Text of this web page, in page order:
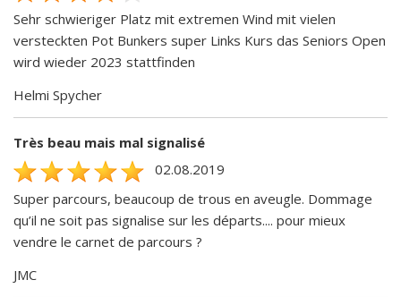
Sehr schwieriger Platz mit extremen Wind mit vielen
versteckten Pot Bunkers super Links Kurs das Seniors Open
wird wieder 2023 stattfinden
Helmi Spycher
Très beau mais mal signalisé
02.08.2019
Super parcours, beaucoup de trous en aveugle. Dommage
qu’il ne soit pas signalise sur les départs.... pour mieux
vendre le carnet de parcours ?
JMC